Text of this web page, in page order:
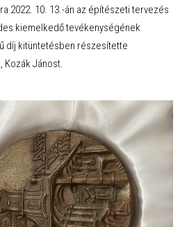
2022. 10. 13.-án az építészeti tervezés
kiemelkedő tevékenységének
díj kitüntetésben részesítette
Kozák Jánost.